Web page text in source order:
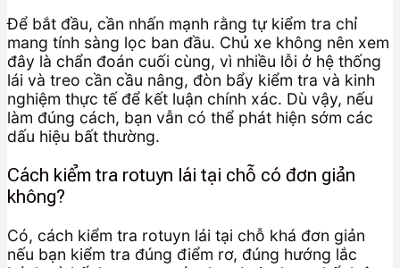
Để bắt đầu, cần nhấn mạnh rằng tự kiểm tra chỉ
mang tính sàng lọc ban đầu. Chủ xe không nên xem
đây là chẩn đoán cuối cùng, vì nhiều lỗi ở hệ thống
lái và treo cần cầu nâng, đòn bẩy kiểm tra và kinh
nghiệm thực tế để kết luận chính xác. Dù vậy, nếu
làm đúng cách, bạn vẫn có thể phát hiện sớm các
dấu hiệu bất thường.
Cách kiểm tra rotuyn lái tại chỗ có đơn giản
không?
Có, cách kiểm tra rotuyn lái tại chỗ khá đơn giản
nếu bạn kiểm tra đúng điểm rơ, đúng hướng lắc